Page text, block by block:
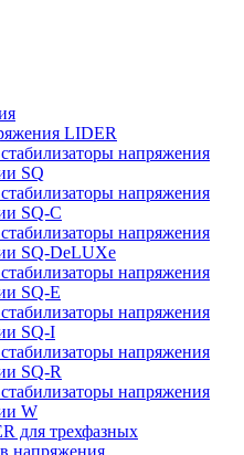
LIDER
напряжения
SQ
напряжения
SQ-C
напряжения
SQ-DeLUXe
напряжения
SQ-E
напряжения
SQ-I
напряжения
SQ-R
напряжения
W
для трехфазных
напряжения